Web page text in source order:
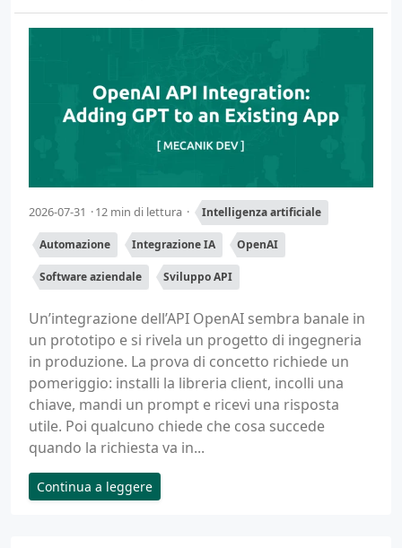
2026-07-31 12 min di lettura Intelligenza artificiale
Automazione Integrazione IA OpenAI
Software aziendale Sviluppo API
Un’integrazione dell’API OpenAI sembra banale in
un prototipo e si rivela un progetto di ingegneria
in produzione. La prova di concetto richiede un
pomeriggio: installi la libreria client, incolli una
chiave, mandi un prompt e ricevi una risposta
utile. Poi qualcuno chiede che cosa succede
quando la richiesta va in...
Continua a leggere